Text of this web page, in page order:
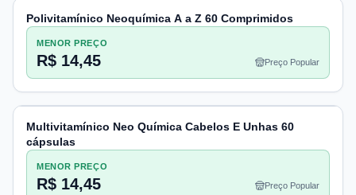
Polivitamínico Neoquímica A a Z 60 Comprimidos
MENOR PREÇO
R$ 14,45 Preço Popular
Multivitamínico Neo Química Cabelos E Unhas 60
cápsulas
MENOR PREÇO
R$ 14,45 Preço Popular